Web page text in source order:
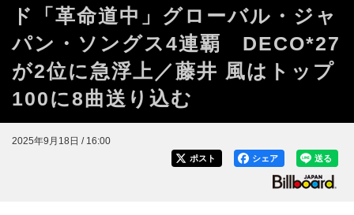
ド「革命道中」グローバル・ジャ
パン・ソングス4連覇 DECO*27
が2位に急浮上／藤井 風はトップ
100に8曲送り込む
2025年9月18日 / 16:00
送る
シェア
ポスト